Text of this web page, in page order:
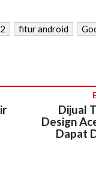
fitur android
Dijual
Design
Dapat